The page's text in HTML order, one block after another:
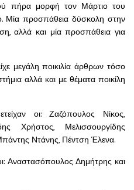
πήρα μορφή τον Μάρτιο του
Μία προσπάθεια δύσκολη στην
αλλά και μία προσπάθεια για
μεγάλη ποικιλία άρθρων τόσο
αλλά και με θέματα ποικίλη
οι: Ζαζόπουλος Νίκος,
Χρήστος, Μελισσουργίδης
Ντάνης, Πέντση Έλενα.
Αναστασόπουλος Δημήτρης και